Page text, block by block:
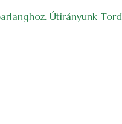
Útirányunk